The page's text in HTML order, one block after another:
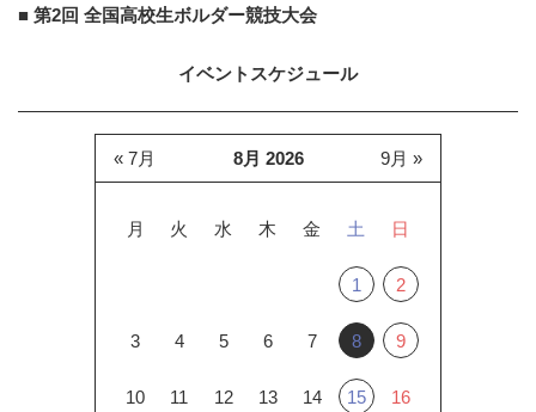
■ 第2回 全国高校生ボルダー競技大会
イベントスケジュール
8月 2026
月 火 水 木 金 土 日
1 2
3 4 5 6 7 8 9
10 11 12 13 14 15 16
« 7月 9月 »